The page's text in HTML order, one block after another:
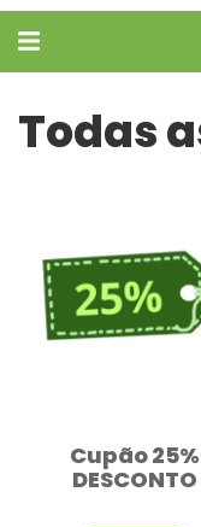
Alternar
Todas
Cupão 25%
DESCONTO